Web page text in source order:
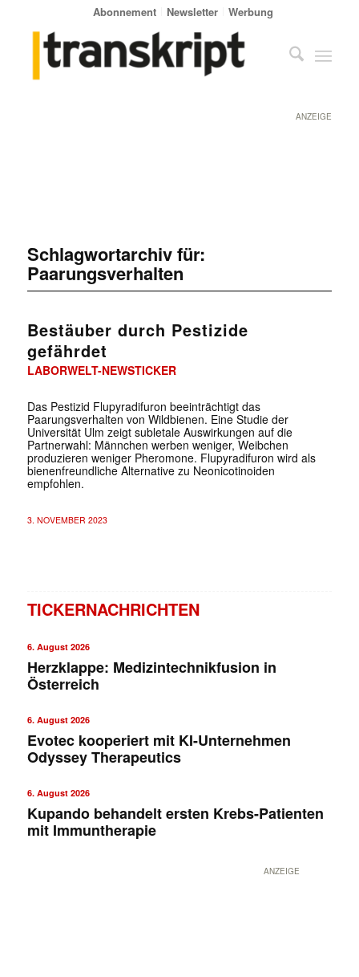
Abonnement Newsletter Werbung
ANZEIGE
Schlagwortarchiv für:
Paarungsverhalten
Bestäuber durch Pestizide
gefährdet
LABORWELT-NEWSTICKER
Das Pestizid Flupyradifuron beeinträchtigt das
Paarungsverhalten von Wildbienen. Eine Studie der
Universität Ulm zeigt subletale Auswirkungen auf die
Partnerwahl: Männchen werben weniger, Weibchen
produzieren weniger Pheromone. Flupyradifuron wird als
bienenfreundliche Alternative zu Neonicotinoiden
empfohlen.
3. NOVEMBER 2023
TICKERNACHRICHTEN
6. August 2026
Herzklappe: Medizintechnikfusion in
Österreich
6. August 2026
Evotec kooperiert mit KI-Unternehmen
Odyssey Therapeutics
6. August 2026
Kupando behandelt ersten Krebs-Patienten
mit Immuntherapie
ANZEIGE